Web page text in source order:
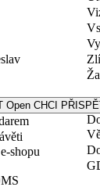
Open CHCI
shopu